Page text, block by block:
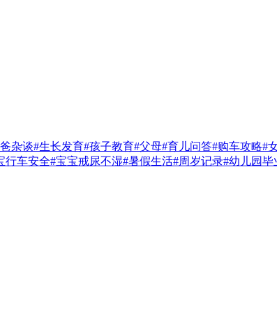
杂谈#生长发育#孩子教育#父母#育儿问答#购车攻略#
行车安全#宝宝戒尿不湿#暑假生活#周岁记录#幼儿园毕